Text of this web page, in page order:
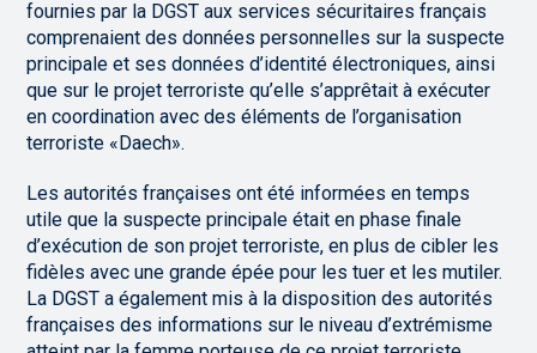
fournies par la DGST aux services sécuritaires français
comprenaient des données personnelles sur la suspecte
principale et ses données d’identité électroniques, ainsi
que sur le projet terroriste qu’elle s’apprêtait à exécuter
en coordination avec des éléments de l’organisation
terroriste «Daech».
Les autorités françaises ont été informées en temps
utile que la suspecte principale était en phase finale
d’exécution de son projet terroriste, en plus de cibler les
fidèles avec une grande épée pour les tuer et les mutiler.
La DGST a également mis à la disposition des autorités
françaises des informations sur le niveau d’extrémisme